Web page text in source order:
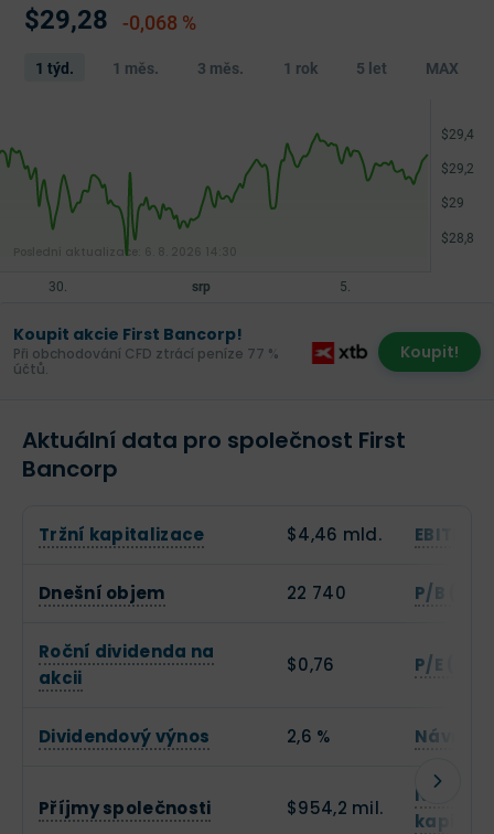
$29,28 -0,068 %
1 týd. 1 měs. 3 měs. 1 rok 5 let MAX
Koupit akcie First Bancorp!
Při obchodování CFD ztrácí peníze 77 %
účtů.
Koupit!
Poslední aktualizace:
Aktuální data pro společnost First
Bancorp
Tržní kapitalizace $4,46 mld. EBITDA
Dnešní objem 22 740 P/B
Roční dividenda na
akcii
$0,76 P/E
Dividendový výnos 2,6 %
Příjmy společnosti $954,2 mil.
kapitálu